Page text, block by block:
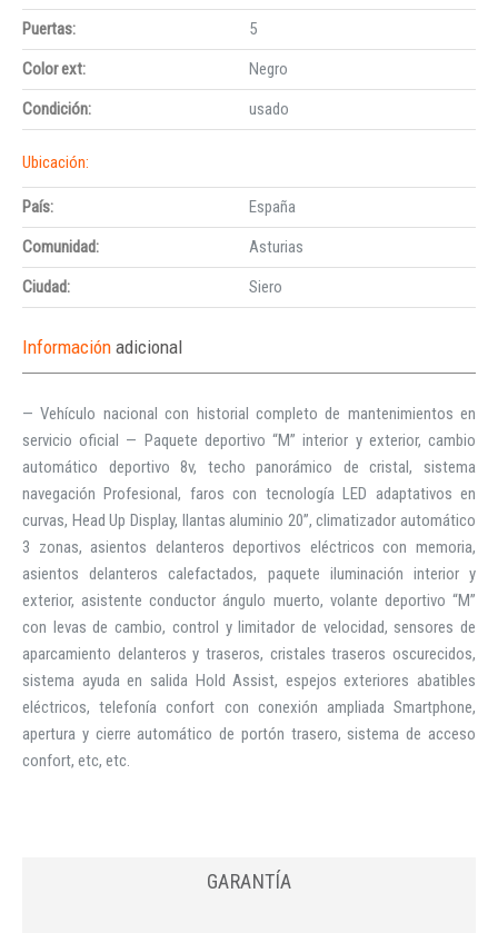
Puertas:
5
Color ext:
Negro
Condición:
usado
Ubicación:
País:
España
Comunidad:
Asturias
Ciudad:
Siero
Información adicional
— Vehículo nacional con historial completo de mantenimientos en
servicio oficial — Paquete deportivo “M” interior y exterior, cambio
automático deportivo 8v, techo panorámico de cristal, sistema
navegación Profesional, faros con tecnología LED adaptativos en
curvas, Head Up Display, llantas aluminio 20”, climatizador automático
3 zonas, asientos delanteros deportivos eléctricos con memoria,
asientos delanteros calefactados, paquete iluminación interior y
exterior, asistente conductor ángulo muerto, volante deportivo “M”
con levas de cambio, control y limitador de velocidad, sensores de
aparcamiento delanteros y traseros, cristales traseros oscurecidos,
sistema ayuda en salida Hold Assist, espejos exteriores abatibles
eléctricos, telefonía confort con conexión ampliada Smartphone,
apertura y cierre automático de portón trasero, sistema de acceso
confort, etc, etc.
GARANTÍA